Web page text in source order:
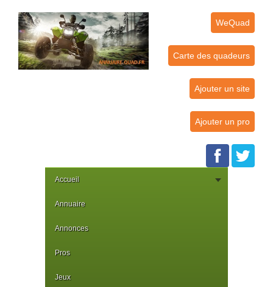
WeQuad
Carte des quadeurs
Ajouter un site
Ajouter un pro
Accueil
Annuaire
Annonces
Pros
Jeux